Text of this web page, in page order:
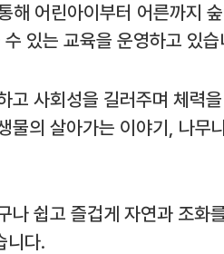
해 어린아이부터 어른까지
있는 교육을 운영하고 있습
사회성을 길러주며 체력
물의 살아가는 이야기, 나무
나 쉽고 즐겁게 자연과 조화
니다.